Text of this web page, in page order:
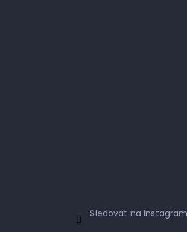
Sledovat na